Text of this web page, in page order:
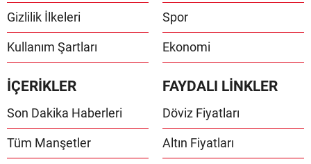
Gizlilik İlkeleri
Kullanım Şartları
Spor
Ekonomi
İÇERİKLER
Son Dakika Haberleri
Tüm Manşetler
FAYDALI LİNKLER
Döviz Fiyatları
Altın Fiyatları